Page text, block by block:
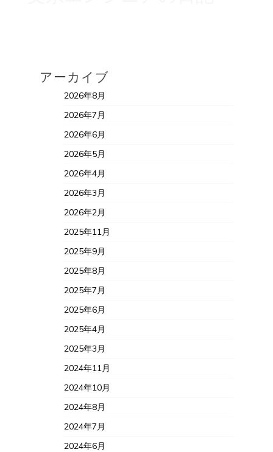
アーカイブ
2026年8月
2026年7月
2026年6月
2026年5月
2026年4月
2026年3月
2026年2月
2025年11月
2025年9月
2025年8月
2025年7月
2025年6月
2025年4月
2025年3月
2024年11月
2024年10月
2024年8月
2024年7月
2024年6月